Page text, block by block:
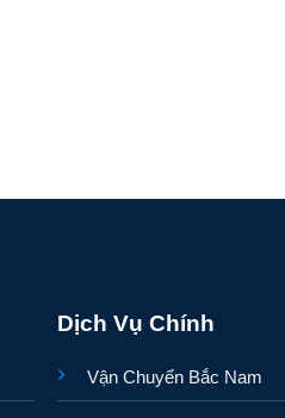
Dịch Vụ Chính
Vận Chuyển Bắc Nam